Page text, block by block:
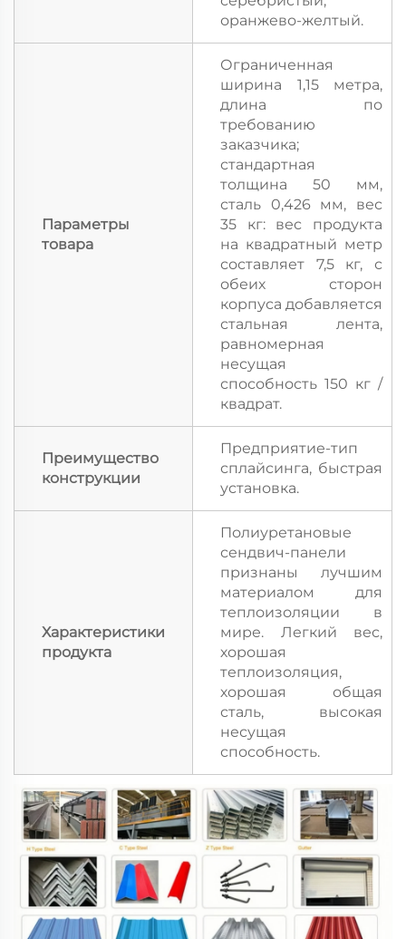
оранжево-желтый.
Параметры
товара
Ограниченная
ширина 1,15 метра,
длина по
требованию
заказчика;
стандартная
толщина 50 мм,
сталь 0,426 мм, вес
35 кг: вес продукта
на квадратный метр
составляет 7,5 кг, с
обеих сторон
корпуса добавляется
стальная лента,
равномерная
несущая
способность 150 кг /
квадрат.
Преимущество
конструкции
Предприятие-тип
сплайсинга, быстрая
установка.
Характеристики
продукта
Полиуретановые
сендвич-панели
признаны лучшим
материалом для
теплоизоляции в
мире. Легкий вес,
хорошая
теплоизоляция,
хорошая общая
сталь, высокая
несущая
способность.